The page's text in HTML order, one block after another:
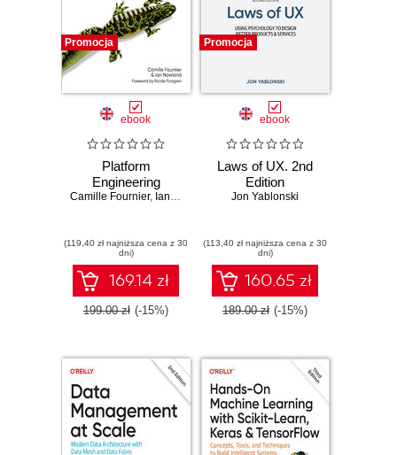
Promocja
ebook
Platform
Engineering
Camille Fournier, Ian Nowland
(119,40 zł najniższa cena z 30
dni)
169.14 zł
199.00 zł (-15%)
Promocja
ebook
Laws of UX. 2nd
Edition
Jon Yablonski
(113,40 zł najniższa cena z 30
dni)
160.65 zł
189.00 zł (-15%)